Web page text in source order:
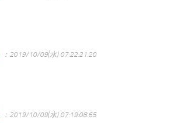
：2019/10/09(水) 07:22:21.20
：2019/10/09(水) 07:19:08.65